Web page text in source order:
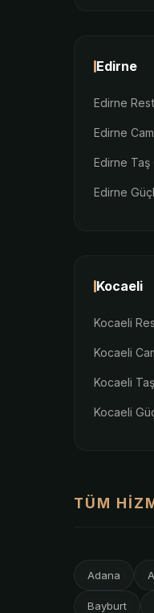
Edirne
Edirne
Edirne
Edirne Taş
Edirne
Kocaeli
Kocaeli
Kocaeli
Kocaeli Taş
Kocaeli
TÜM
Adana
Bayburt